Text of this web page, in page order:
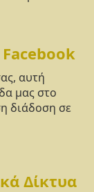
αυτή
μας στο
διάδοση σε
Δίκτυα